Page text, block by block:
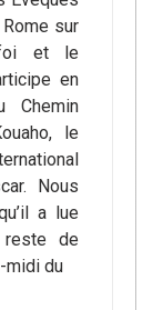
sur
et le
en
Chemin
le
Nous
a lue
de
midi du